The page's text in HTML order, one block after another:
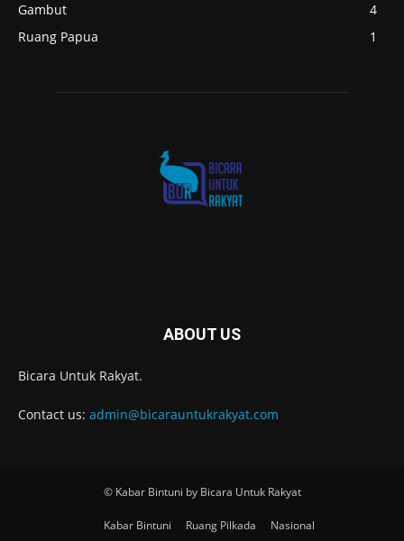
Gambut
4
Ruang Papua
1
ABOUT US
Bicara Untuk Rakyat.
Contact us: admin@bicarauntukrakyat.com
© Kabar Bintuni by Bicara Untuk Rakyat
Kabar Bintuni Ruang Pilkada Nasional